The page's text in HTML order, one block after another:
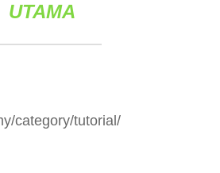
UTAMA
category/tutorial/